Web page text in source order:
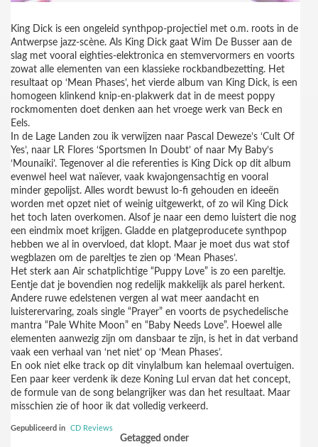
King Dick is een ongeleid synthpop-projectiel met o.m. roots in de
Antwerpse jazz-scène. Als King Dick gaat Wim De Busser aan de
slag met vooral eighties-elektronica en stemvervormers en voorts
zowat alle elementen van een klassieke rockbandbezetting. Het
resultaat op ‘Mean Phases’, het vierde album van King Dick, is een
homogeen klinkend knip-en-plakwerk dat in de meest poppy
rockmomenten doet denken aan het vroege werk van Beck en
Eels.
In de Lage Landen zou ik verwijzen naar Pascal Deweze’s ‘Cult Of
Yes’, naar LR Flores ‘Sportsmen In Doubt’ of naar My Baby’s
‘Mounaiki’. Tegenover al die referenties is King Dick op dit album
evenwel heel wat naïever, vaak kwajongensachtig en vooral
minder gepolijst. Alles wordt bewust lo-fi gehouden en ideeën
worden met opzet niet of weinig uitgewerkt, of zo wil King Dick
het toch laten overkomen. Alsof je naar een demo luistert die nog
een eindmix moet krijgen. Gladde en platgeproducete synthpop
hebben we al in overvloed, dat klopt. Maar je moet dus wat stof
wegblazen om de pareltjes te zien op ‘Mean Phases’.
Het sterk aan Air schatplichtige “Puppy Love” is zo een pareltje.
Eentje dat je bovendien nog redelijk makkelijk als parel herkent.
Andere ruwe edelstenen vergen al wat meer aandacht en
luisterervaring, zoals single “Prayer” en voorts de psychedelische
mantra “Pale White Moon” en “Baby Needs Love”. Hoewel alle
elementen aanwezig zijn om dansbaar te zijn, is het in dat verband
vaak een verhaal van ‘net niet’ op ‘Mean Phases’.
En ook niet elke track op dit vinylalbum kan helemaal overtuigen.
Een paar keer verdenk ik deze Koning Lul ervan dat het concept,
de formule van de song belangrijker was dan het resultaat. Maar
misschien zie of hoor ik dat volledig verkeerd.
Gepubliceerd in CD Reviews
Getagged onder